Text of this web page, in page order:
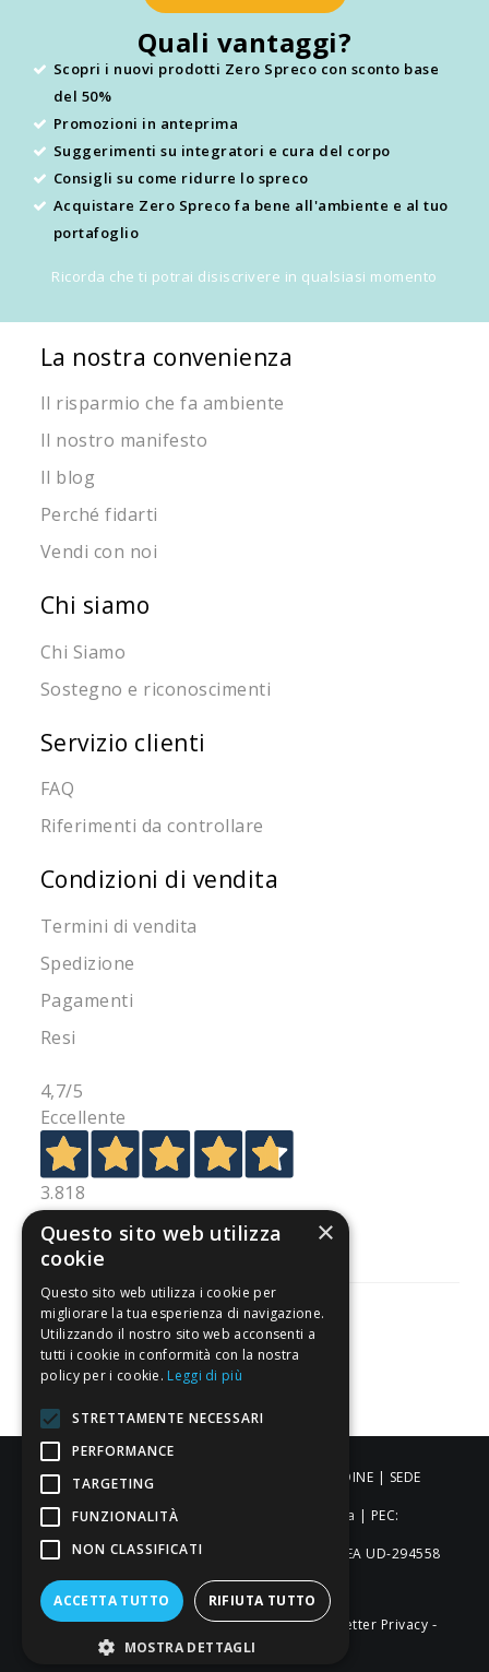
Quali vantaggi?
Scopri i nuovi prodotti Zero Spreco con sconto base
del 50%
Promozioni in anteprima
Suggerimenti su integratori e cura del corpo
Consigli su come ridurre lo spreco
Acquistare Zero Spreco fa bene all'ambiente e al tuo
portafoglio
Ricorda che ti potrai disiscrivere in qualsiasi momento
La nostra convenienza
Il risparmio che fa ambiente
Il nostro manifesto
Il blog
Perché fidarti
Vendi con noi
Chi siamo
Chi Siamo
Sostegno e riconoscimenti
Servizio clienti
FAQ
Riferimenti da controllare
Condizioni di vendita
Termini di vendita
Spedizione
Pagamenti
Resi
4,7/5
Eccellente
3.818
Recensioni
Pagamenti sicuri
Credits-Privacy & Cookie Policy-Newsletter Privacy -
ALDIGIÙ S.R.L. | Via Cortazzis 15 33100 - UDINE | SEDE
OPERATIVA: Via del Progresso 3 - Padova | PEC:
aldigiusrl@pec.it | C.F. e P.IVA 02873920306 REA UD-294558
Capitale sociale: € 27.086,97
×
Questo sito web utilizza
cookie
Questo sito web utilizza i cookie per
migliorare la tua esperienza di navigazione.
Utilizzando il nostro sito web acconsenti a
tutti i cookie in conformità con la nostra
policy per i cookie. Leggi di più
STRETTAMENTE NECESSARI
PERFORMANCE
TARGETING
FUNZIONALITÀ
NON CLASSIFICATI
ACCETTA TUTTO RIFIUTA TUTTO
MOSTRA DETTAGLI